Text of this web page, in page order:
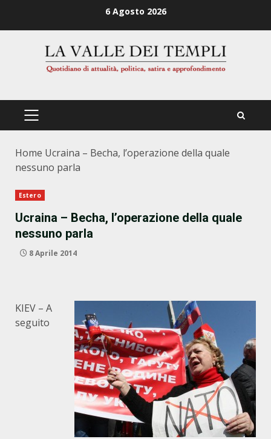
6 Agosto 2026
PRIMÄRES
Home Ucraina – Becha, l’operazione della quale
nessuno parla
Estero
Ucraina – Becha, l’operazione della quale
nessuno parla
8 Aprile 2014
KIEV – A
seguito